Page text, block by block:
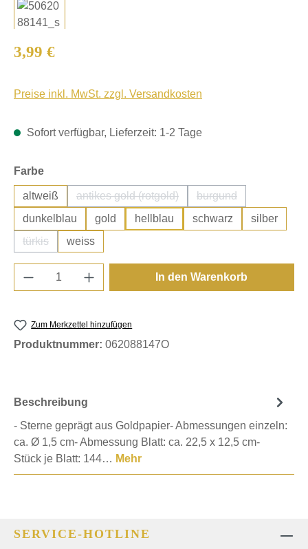
Regulärer Preis:
3,99 €
Preise inkl. MwSt. zzgl. Versandkosten
Sofort verfügbar, Lieferzeit: 1-2 Tage
Farbeauswählen
altweiß antikes gold (rotgold)
(Diese Option ist zurzeit nicht verfügbar.)
burgund
(Diese Option ist
dunkelblau gold hellblau schwarz
silber
türkis
(Diese Option ist zurzeit nicht verfügbar.)
weiss
Produkt Anzahl: Gib den gewünschten
In den Warenkorb
Zum Merkzettel hinzufügen
Produktnummer: 062088147O
Beschreibung
- Sterne geprägt aus Goldpapier- Abmessungen einzeln:
ca. Ø 1,5 cm- Abmessung Blatt: ca. 22,5 x 12,5 cm-
Stück je Blatt: 144… Mehr
SERVICE-HOTLINE